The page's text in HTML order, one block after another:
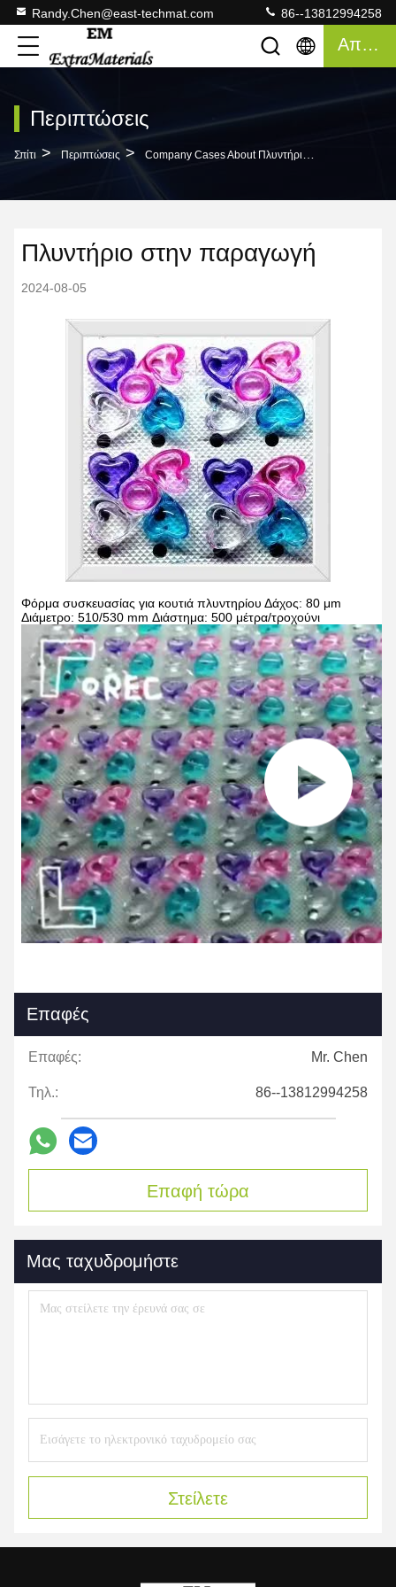
Randy.Chen@east-techmat.com 86--13812994258
Απόσπασμα
Περιπτώσεις
Σπίτι > Περιπτώσεις > Company Cases About Πλυντήριο Στην Παραγωγή
Πλυντήριο στην παραγωγή
2024-08-05
Φόρμα συσκευασίας για κουτιά πλυντηρίου Δάχος: 80 μm
Διάμετρο: 510/530 mm Διάστημα: 500 μέτρα/τροχούνι
Επαφές
Επαφές: Mr. Chen
Τηλ.: 86--13812994258
Επαφή τώρα
Μας ταχυδρομήστε
Στείλετε